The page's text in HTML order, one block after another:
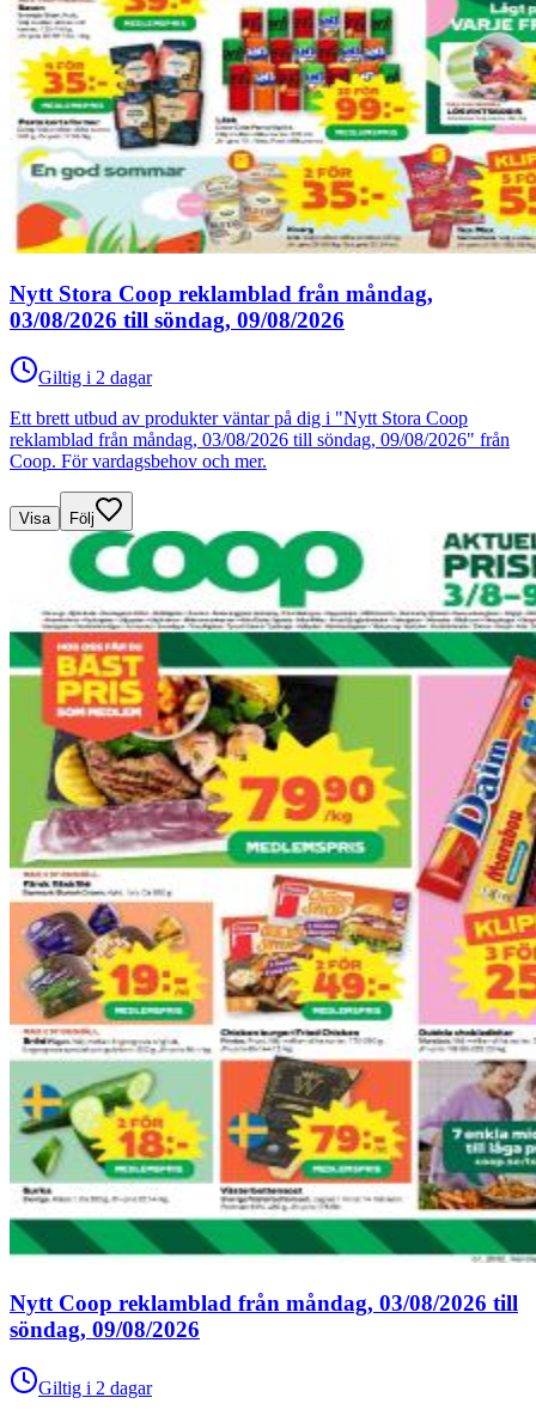
Nytt Stora Coop reklamblad från måndag,
03/08/2026 till söndag, 09/08/2026
Giltig i 2 dagar
Ett brett utbud av produkter väntar på dig i "Nytt Stora Coop
reklamblad från måndag, 03/08/2026 till söndag, 09/08/2026" från
Coop. För vardagsbehov och mer.
Visa Följ
Nytt Coop reklamblad från måndag, 03/08/2026 till
söndag, 09/08/2026
Giltig i 2 dagar